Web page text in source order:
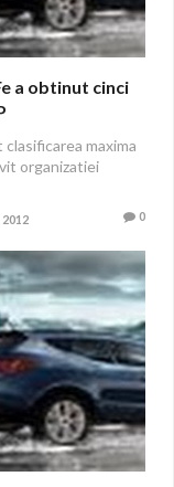
a obtinut cinci
maxima
organizatiei
2012 0